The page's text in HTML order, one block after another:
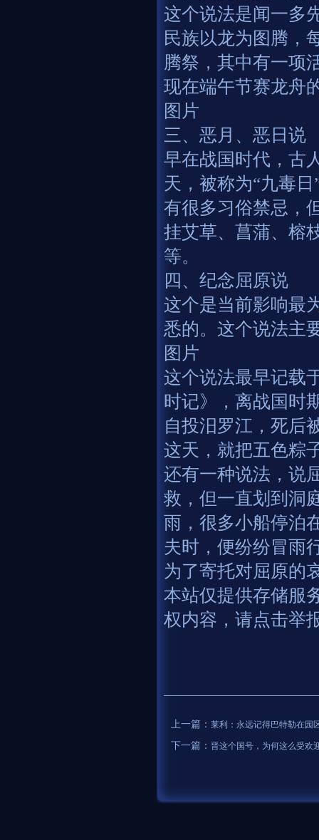
这个说法是闻一多
民族以龙为图腾，
腾祭，其中有一项
现在端午节赛龙舟
图片
三、恶月、恶日说
早在战国时代，古
天，被称为“九毒
有很多习俗禁忌，
挂艾草、菖蒲、榕
等。
四、纪念屈原说
这个是当前影响最
悉的。这个说法主
图片
这个说法最早记载
时记》，离战国时
自投汨罗江，死后
这天，就把五色粽
还有一种说法，说
救，但一直划到洞
雨，很多小船停泊
夫时，便纷纷冒雨
为了寄托对屈原的
本站仅提供存储服
权内容，请点击举
上一篇： 莱利：永远记得巴特勒在园
下一篇： 晋这个国号，为何这么受欢